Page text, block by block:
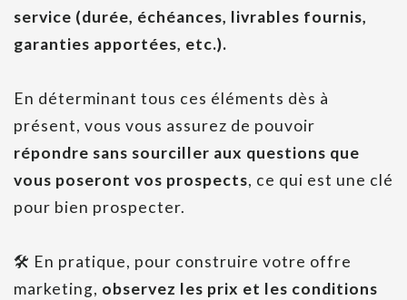
service (durée, échéances, livrables fournis,
garanties apportées, etc.).
En déterminant tous ces éléments dès à
présent, vous vous assurez de pouvoir
répondre sans sourciller aux questions que
vous poseront vos prospects, ce qui est une clé
pour bien prospecter.
🛠 En pratique, pour construire votre offre
marketing, observez les prix et les conditions